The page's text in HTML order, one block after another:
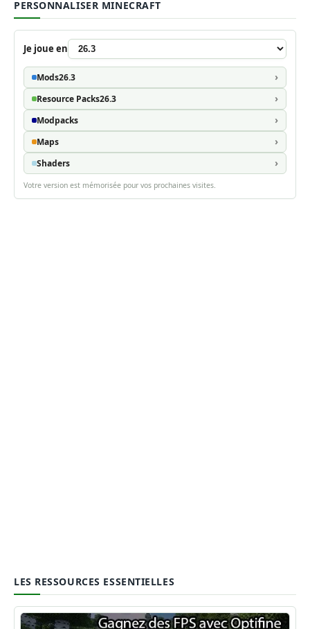
PERSONNALISER MINECRAFT
Je joue en
Mods26.3
Resource Packs26.3
Modpacks
Maps
Shaders
Votre version est mémorisée pour vos prochaines visites.
LES RESSOURCES ESSENTIELLES